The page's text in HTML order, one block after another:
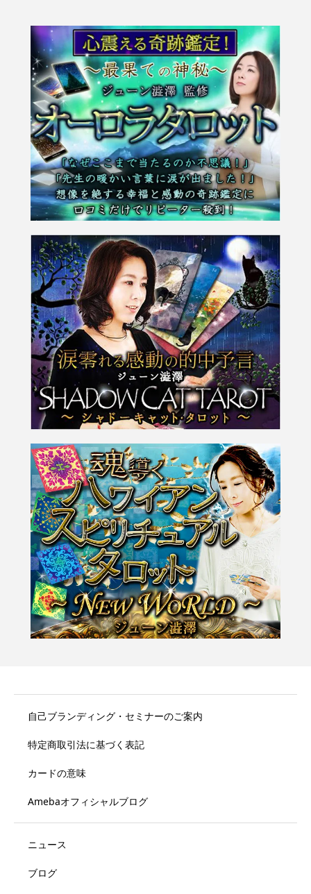
自己ブランディング・セミナーのご案内
特定商取引法に基づく表記
カードの意味
Amebaオフィシャルブログ
ニュース
ブログ